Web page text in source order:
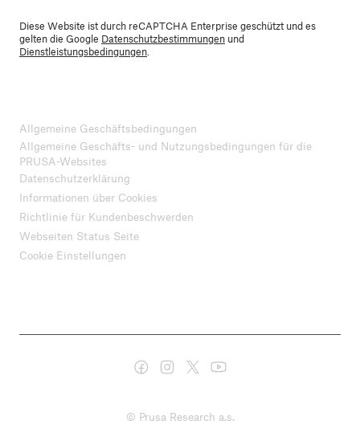
Diese Website ist durch reCAPTCHA Enterprise geschützt und es
gelten die Google Datenschutzbestimmungen und
Dienstleistungsbedingungen
Allgemeine Geschäftsbedingungen
Allgemeine Geschäfts- und Nutzungsbedingungen für die
PRUSA-Websites
Datenschutzerklärung
Informationen über Cookies
Richtlinie für Kundenbeschwerden
Webseiten Status Seite
Cookie Einstellungen
© Prusa Research a.s.